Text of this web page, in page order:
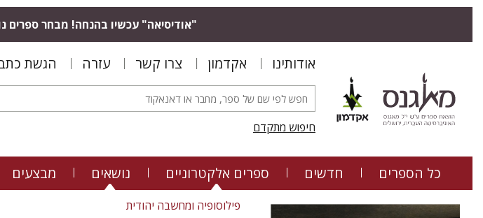
"אודיסיאה" עכשיו בהנחה! מבחר ספרים
אודותינו אקדמון צרו קשר עזרה הגשת
חיפוש מתקדם
כל הספרים חדשים ספרים אלקטרוניים נושאים מבצעים
פילוסופיה ומחשבה יהודית